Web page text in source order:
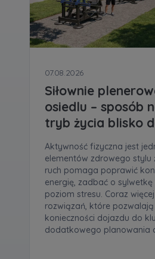
07.08.2026
Siłownie
osiedlu – sposób
tryb życia blisko
Aktywność fizyczna jest
elementów zdrowego stylu
ruch pomaga poprawić
energię, zadbać o
poziom stresu. Coraz
rozwiązań, które pozwalają
konieczności dojazdu do
dodatkowego planowania